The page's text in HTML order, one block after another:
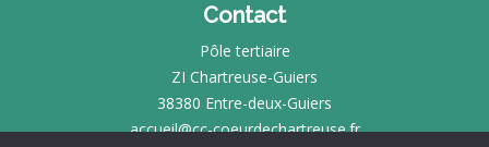
Contact
Pôle tertiaire
ZI Chartreuse-Guiers
38380 Entre-deux-Guiers
accueil@cc-coeurdechartreuse.fr